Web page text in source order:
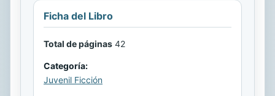
Ficha del Libro
Total de páginas 42
Categoría:
Juvenil Ficción